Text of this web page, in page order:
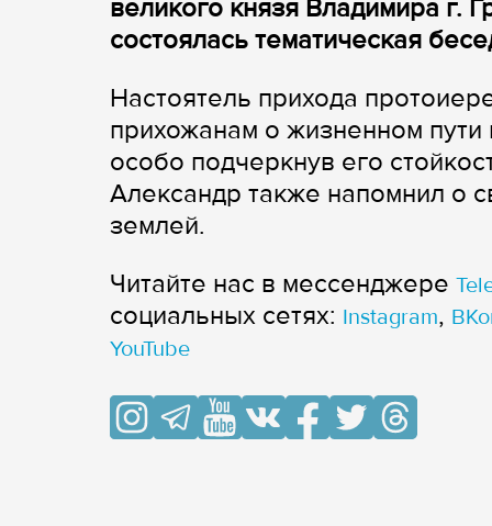
великого князя Владимира г.
состоялась тематическая
Настоятель прихода
прихожанам о жизненном пути
особо подчеркнув его
Александр также напомнил о
землей.
Читайте нас в мессенджере
cоциальных сетях: Instagram,
YouTube